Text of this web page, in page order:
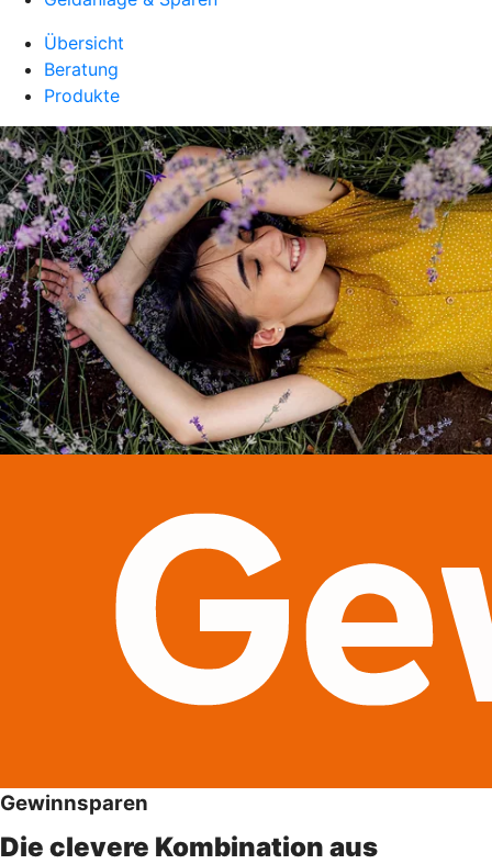
Übersicht
Beratung
Produkte
Gewinnsparen
Die clevere Kombination aus